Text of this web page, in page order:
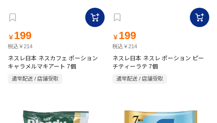
￥ 199
税込￥214
ネスレ日本 ネスカフェ ポーション
キャラメルマキアート 7個
通常配送 / 店舗受取
￥ 199
税込￥214
ネスレ日本 ネスレ ポーション ピー
チティーラテ 7個
通常配送 / 店舗受取